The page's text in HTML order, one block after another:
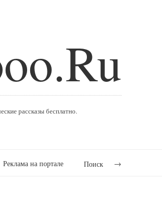
рассказы бесплатно.
Реклама на портале Поиск